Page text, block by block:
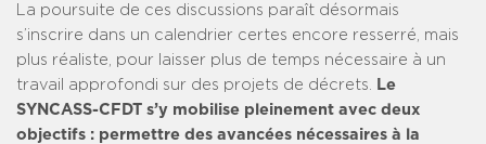
La poursuite de ces discussions paraît désormais
s’inscrire dans un calendrier certes encore resserré, mais
plus réaliste, pour laisser plus de temps nécessaire à un
travail approfondi sur des projets de décrets.
Le
SYNCASS-CFDT s’y mobilise pleinement avec deux
objectifs : permettre des avancées nécessaires à la